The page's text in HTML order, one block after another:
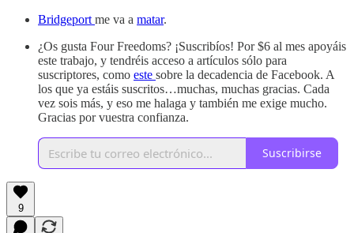
Bridgeport me va a matar.
¿Os gusta Four Freedoms? ¡Suscribíos! Por $6 al mes apoyáis
este trabajo, y tendréis acceso a artículos sólo para
suscriptores, como este sobre la decadencia de Facebook. A
los que ya estáis suscritos…muchas, muchas gracias. Cada
vez sois más, y eso me halaga y también me exige mucho.
Gracias por vuestra confianza.
Suscribirse
9